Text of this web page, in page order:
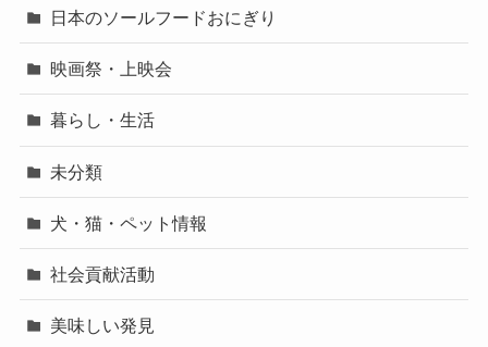
日本のソールフードおにぎり
映画祭・上映会
暮らし・生活
未分類
犬・猫・ペット情報
社会貢献活動
美味しい発見